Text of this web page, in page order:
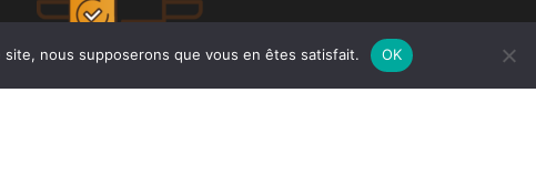
nous supposerons que vous en êtes satisfait. OK